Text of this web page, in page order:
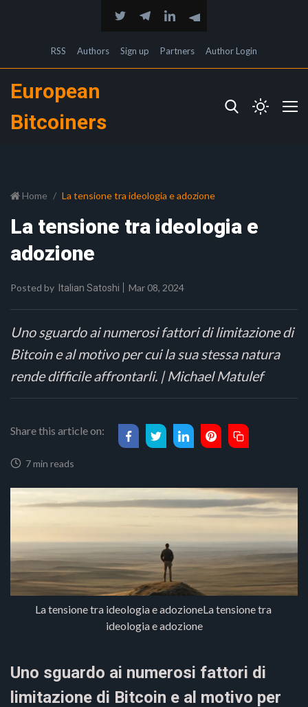
RSS Authors Sign up Partners Author Login
European
Bitcoiners
Home La tensione tra ideologia e adozione
La tensione tra ideologia e
adozione
Posted by Italian Satoshi Mar 08, 2024
Uno sguardo ai numerosi fattori di limitazione di
Bitcoin e al motivo per cui la sua stessa natura
rende difficile affrontarli. | Michael Matulef
Share this article on:
7 min reads
La tensione tra ideologia e adozioneLa tensione tra
ideologia e adozione
Uno sguardo ai numerosi fattori di
limitazione di Bitcoin e al motivo per